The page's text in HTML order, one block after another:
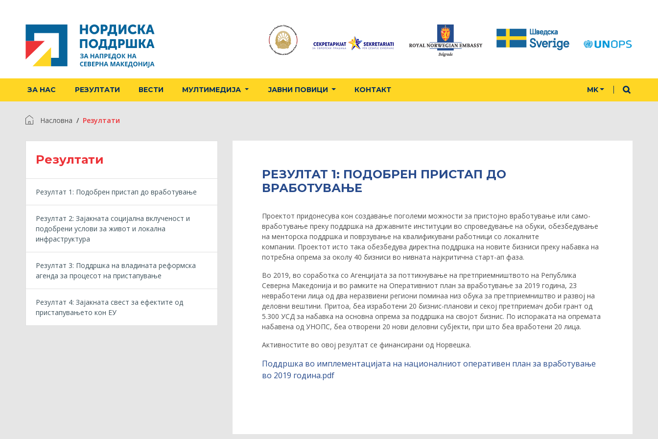
ЗА НАС РЕЗУЛТАТИ ВЕСТИ МУЛТИМЕДИЈА ЈАВНИ ПОВИЦИ КОНТАКТ MK
Насловна Резултати
Резултати
Резултат 1: Подобрен пристап до вработување
Резултат 2: Зајакната социјална вклученост и
подобрени услови за живот и локална
инфраструктура
Резултат 3: Поддршка на владината реформска
агенда за процесот на пристапување
Резултат 4: Зајакната свест за ефектите од
пристапувањето кон ЕУ
РЕЗУЛТАТ 1: ПОДОБРЕН ПРИСТАП ДО
ВРАБОТУВАЊЕ
Проектот придонесува кон создавање поголеми можности за пристојно вработување или само-
вработување преку поддршка на државните институции во спроведување на обуки, обезбедување
на менторска поддршка и поврзување на квалификувани работници со локалните
компании. Проектот исто така обезбедува директна поддршка на новите бизниси преку набавка на
потребна опрема за околу 40 бизниси во нивната најкритична старт-ап фаза.
Во 2019, во соработка со Агенцијата за поттикнување на претприемништвото на Република
Северна Македонија и во рамките на Оперативниот план за вработување за 2019 година, 23
невработени лица од два неразвиени региони поминаа низ обука за претприемништво и развој на
деловни вештини. Притоа, беа изработени 20 бизнис-планови и секој претприемач доби грант од
5.300 УСД за набавка на основна опрема за поддршка на својот бизнис. По испораката на опремата
набавена од УНОПС, беа отворени 20 нови деловни субјекти, при што беа вработени 20 лица.
Активностите во овој резултат се финансирани од Норвешка.
Поддршка во имплементацијата на националниот оперативен план за вработување
во 2019 година.pdf